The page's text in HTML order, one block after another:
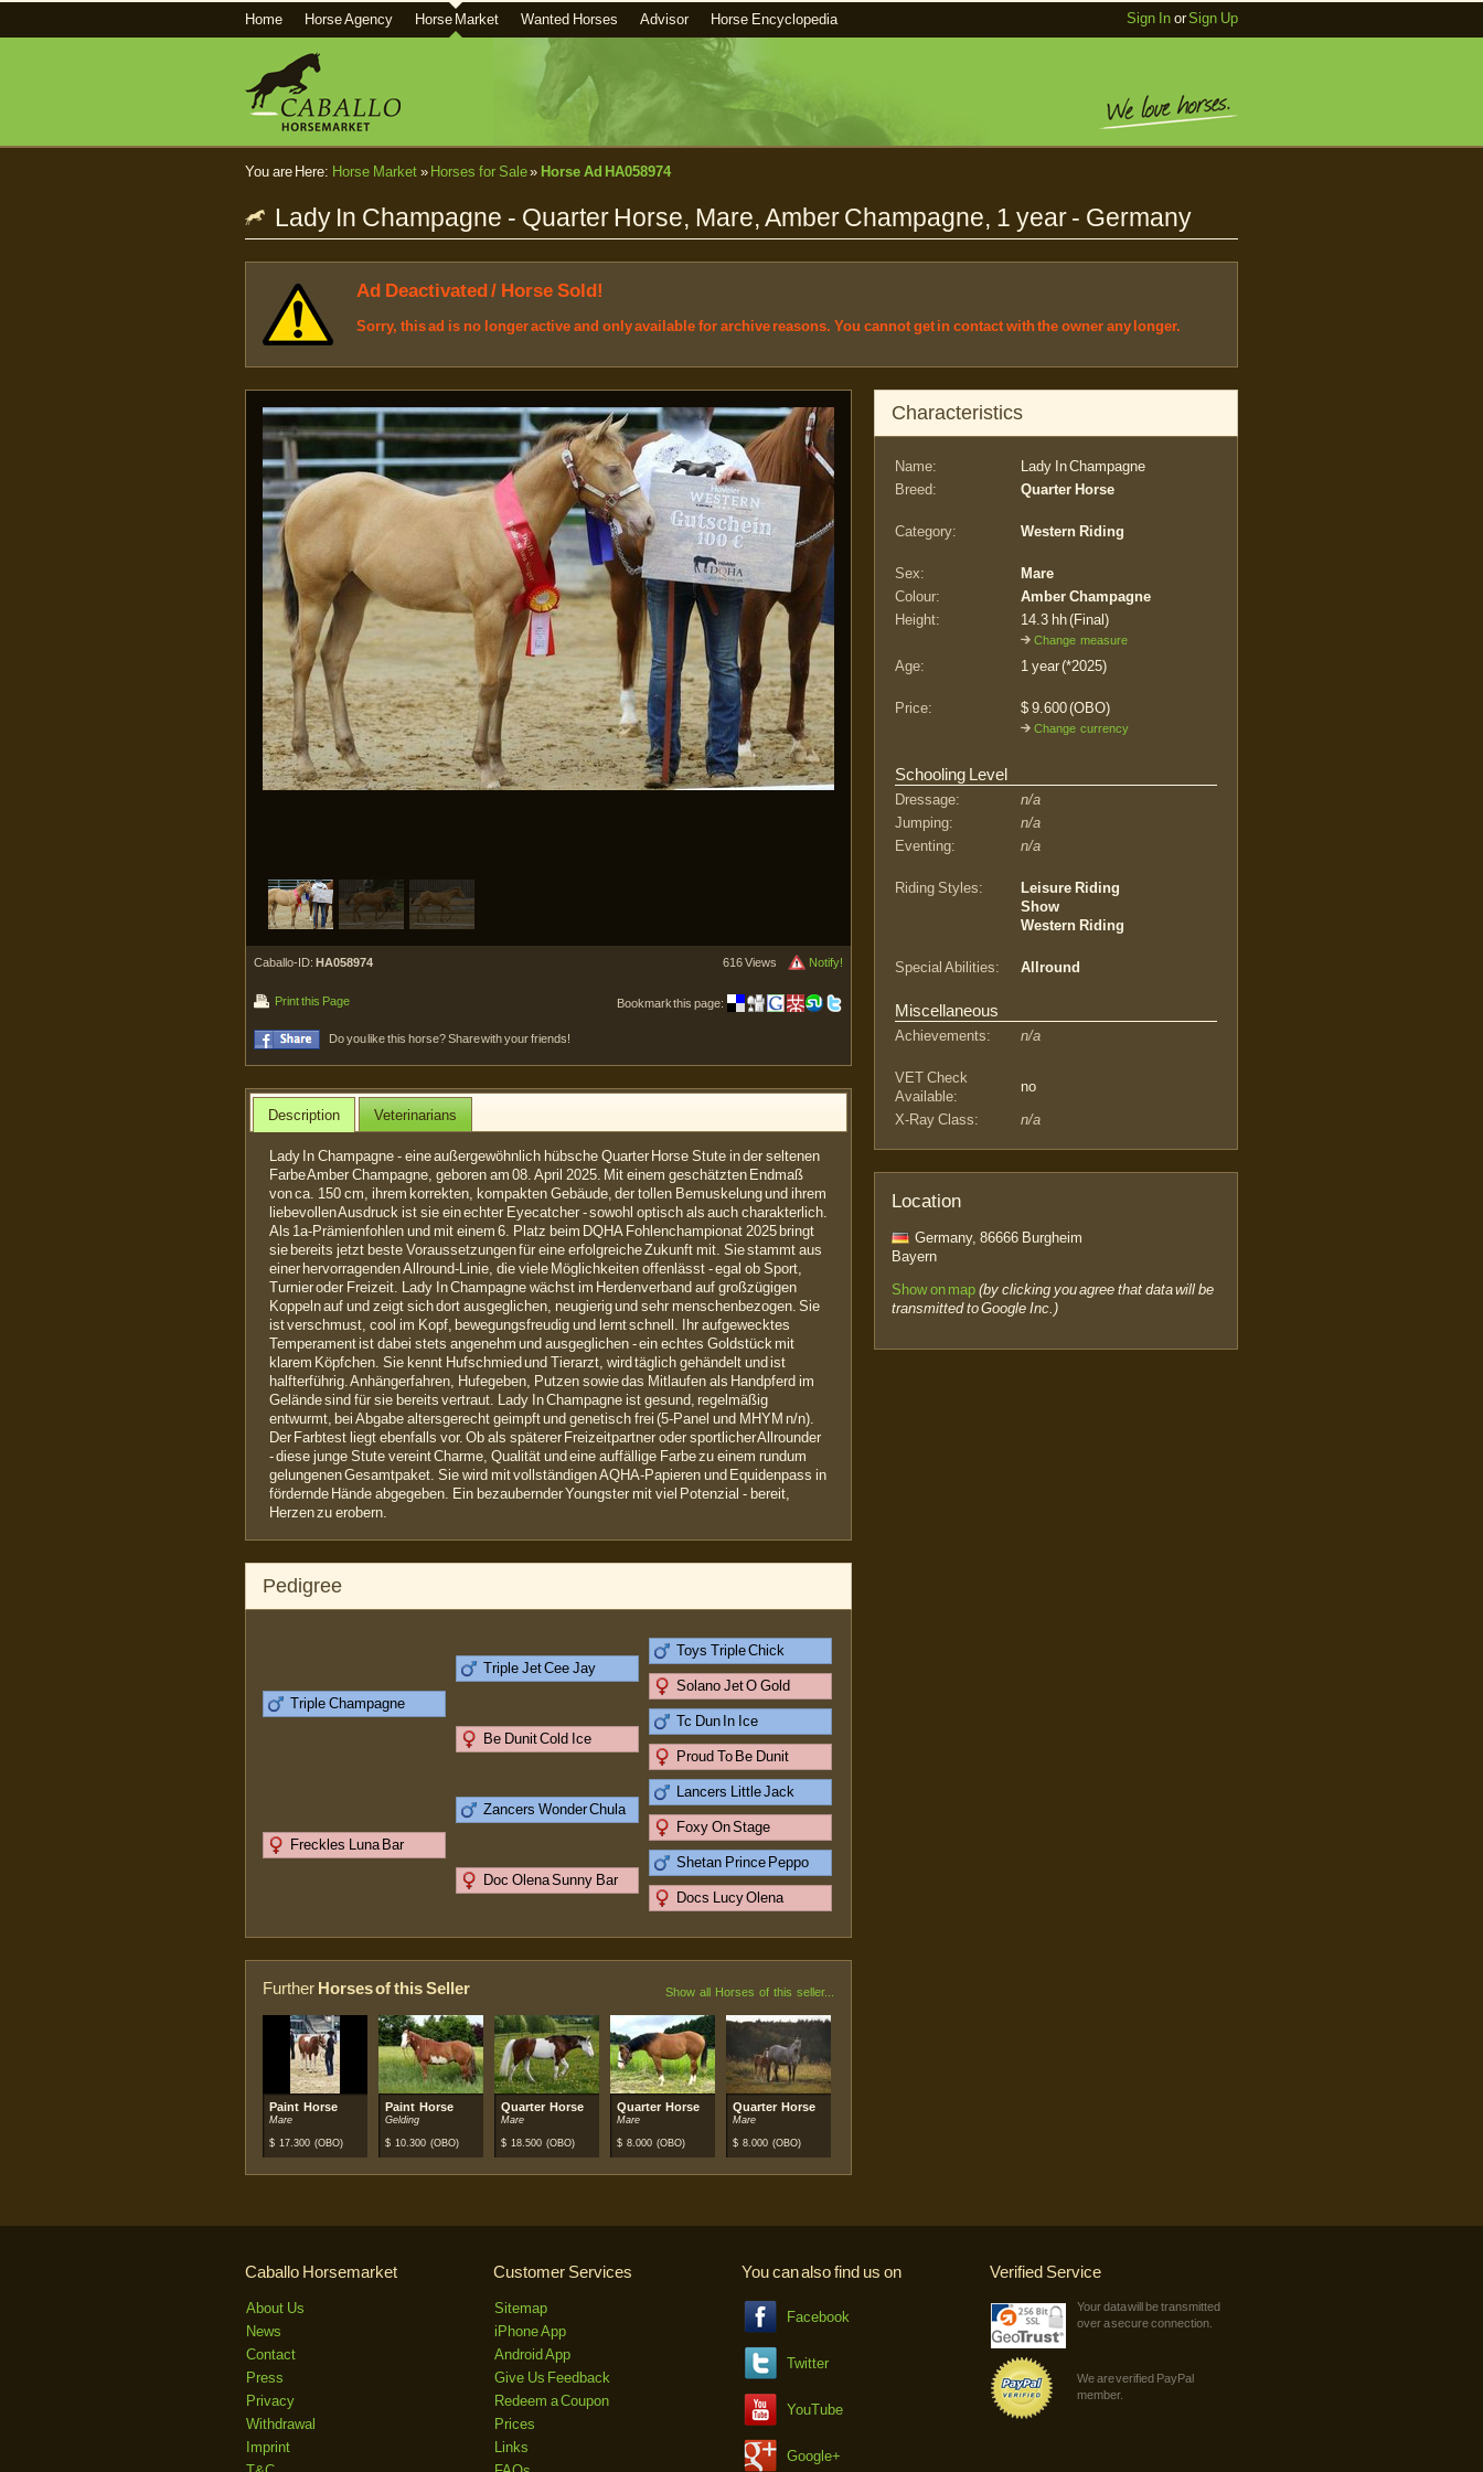
Home Horse Agency Horse Market Wanted Horses Advisor Horse Encyclopedia Sign InorSign Up
You are Here: Horse Market» Horses for Sale» Horse Ad HA058974
Lady In Champagne - Quarter Horse, Mare, Amber Champagne, 1 year - Germany
Ad Deactivated / Horse Sold!
Sorry, this ad is no longer active and only available for archive reasons. You cannot get in contact with the owner any longer.
Caballo-ID: HA058974 Notify!
616 Views
Print this Page Bookmark this page:
Do you like this horse? Share with your friends!
Description Veterinarians
Lady In Champagne - eine außergewöhnlich hübsche Quarter Horse Stute in der seltenen
Farbe Amber Champagne, geboren am 08. April 2025. Mit einem geschätzten Endmaß
von ca. 150 cm, ihrem korrekten, kompakten Gebäude, der tollen Bemuskelung und ihrem
liebevollen Ausdruck ist sie ein echter Eyecatcher - sowohl optisch als auch charakterlich.
Als 1a-Prämienfohlen und mit einem 6. Platz beim DQHA Fohlenchampionat 2025 bringt
sie bereits jetzt beste Voraussetzungen für eine erfolgreiche Zukunft mit. Sie stammt aus
einer hervorragenden Allround-Linie, die viele Möglichkeiten offenlässt - egal ob Sport,
Turnier oder Freizeit. Lady In Champagne wächst im Herdenverband auf großzügigen
Koppeln auf und zeigt sich dort ausgeglichen, neugierig und sehr menschenbezogen. Sie
ist verschmust, cool im Kopf, bewegungsfreudig und lernt schnell. Ihr aufgewecktes
Temperament ist dabei stets angenehm und ausgeglichen - ein echtes Goldstück mit
klarem Köpfchen. Sie kennt Hufschmied und Tierarzt, wird täglich gehändelt und ist
halfterführig. Anhängerfahren, Hufegeben, Putzen sowie das Mitlaufen als Handpferd im
Gelände sind für sie bereits vertraut. Lady In Champagne ist gesund, regelmäßig
entwurmt, bei Abgabe altersgerecht geimpft und genetisch frei (5-Panel und MHYM n/n).
Der Farbtest liegt ebenfalls vor. Ob als späterer Freizeitpartner oder sportlicher Allrounder
- diese junge Stute vereint Charme, Qualität und eine auffällige Farbe zu einem rundum
gelungenen Gesamtpaket. Sie wird mit vollständigen AQHA-Papieren und Equidenpass in
fördernde Hände abgegeben. Ein bezaubernder Youngster mit viel Potenzial - bereit,
Herzen zu erobern.
Pedigree
Triple Champagne
Triple Jet Cee Jay
Toys Triple Chick
Solano Jet O Gold
Be Dunit Cold Ice
Tc Dun In Ice
Proud To Be Dunit
Freckles Luna Bar
Zancers Wonder Chula
Lancers Little Jack
Foxy On Stage
Doc Olena Sunny Bar
Shetan Prince Peppo
Docs Lucy Olena
Further Horses of this Seller Show all Horses of this seller...
Paint Horse
Mare
$ 17.300 (OBO)
Paint Horse
Gelding
$ 10.300 (OBO)
Quarter Horse
Mare
$ 18.500 (OBO)
Quarter Horse
Mare
$ 8.000 (OBO)
Quarter Horse
Mare
$ 8.000 (OBO)
Characteristics
Name:
Lady In Champagne
Breed:
Quarter Horse
Category: Western Riding
Sex:
Mare
Colour:
Amber Champagne
Height:
14.3 hh (Final)
Change measure
Age: 1 year (*2025)
Price: $ 9.600 (OBO)
Change currency
Schooling Level
Dressage:
n/a
Jumping:
n/a
Eventing:
n/a
Riding Styles:
Leisure Riding
Show
Western Riding
Special Abilities: Allround
Miscellaneous
Achievements: n/a
VET Check
Available:
no
X-Ray Class:
n/a
Location
Germany, 86666 Burgheim
Bayern
Show on map (by clicking you agree that data will be
transmitted to Google Inc.)
Caballo Horsemarket
About Us
News
Contact
Press
Privacy
Withdrawal
Imprint
Customer Services
Sitemap
iPhone App
Android App
Give Us Feedback
Redeem a Coupon
Prices
Links
You can also find us on
Facebook
Twitter
YouTube
Google+
Verified Service
Your data will be transmitted
over a secure connection.
We are verified PayPal
member.